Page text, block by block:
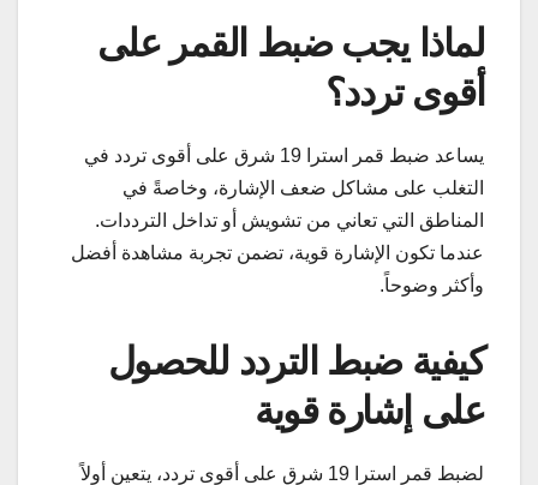
لماذا يجب ضبط القمر على
أقوى تردد؟
يساعد ضبط قمر استرا 19 شرق على أقوى تردد في
التغلب على مشاكل ضعف الإشارة، وخاصةً في
المناطق التي تعاني من تشويش أو تداخل الترددات.
عندما تكون الإشارة قوية، تضمن تجربة مشاهدة أفضل
وأكثر وضوحاً.
كيفية ضبط التردد للحصول
على إشارة قوية
لضبط قمر استرا 19 شرق على أقوى تردد، يتعين أولاً